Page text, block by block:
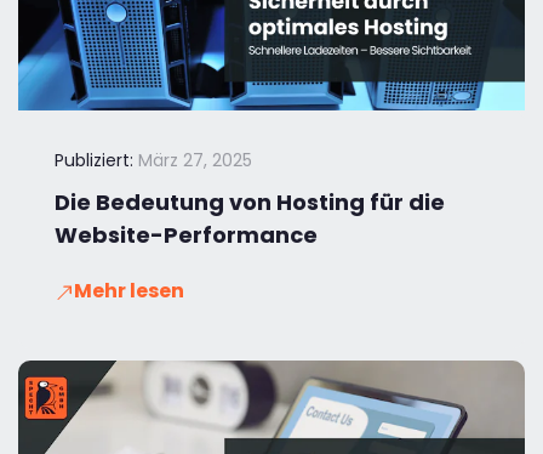
Publiziert: März 27, 2025
Die Bedeutung von Hosting für die
Website-Performance
Mehr lesen